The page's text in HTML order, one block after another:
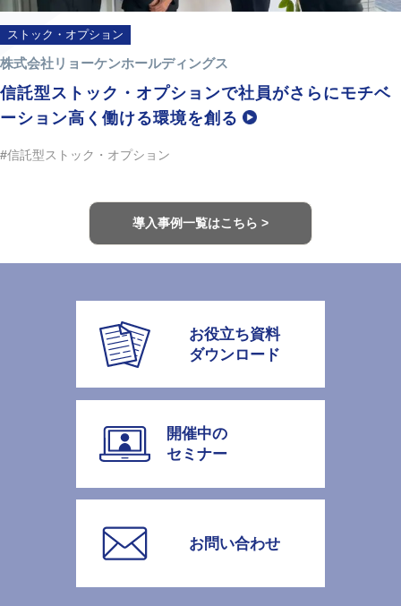
ストック・オプション
株式会社リョーケンホールディングス
信託型ストック・オプションで社員がさらにモチベ
ーション高く働ける環境を創る
#信託型ストック・オプション
導入事例一覧はこちら >
お役立ち資料
ダウンロード
開催中の
セミナー
お問い合わせ